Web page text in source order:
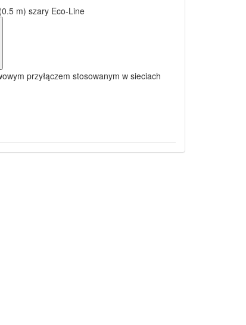
m) szary Eco-Line
przyłączem stosowanym w sieciach